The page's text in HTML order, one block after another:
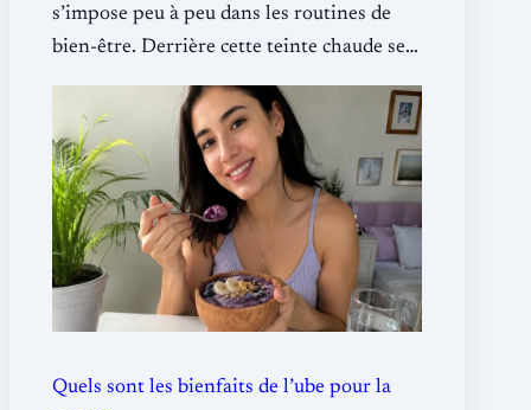
s’impose peu à peu dans les routines de
bien-être. Derrière cette teinte chaude se…
Quels sont les bienfaits de l’ube pour la